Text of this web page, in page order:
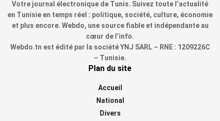
Votre journal électronique de Tunis. Suivez toute l’actualité
en Tunisie en temps réel : politique, société, culture, économie
et plus encore. Webdo, une source fiable et indépendante au
cœur de l’info.
Webdo.tn est édité par la société YNJ SARL – RNE : 1209226C
– Tunisie.
Plan du site
Accueil
National
Divers